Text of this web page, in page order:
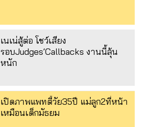
เนเน่สู้ต่อ โชว์เสียง
รอบJudges’Callbacks งานนี้ลุ้น
หนัก
เปิดภาพแพทตี้วัย35ปี แม่ลูก2ที่หน้า
เหมือนเด็กมัธยม